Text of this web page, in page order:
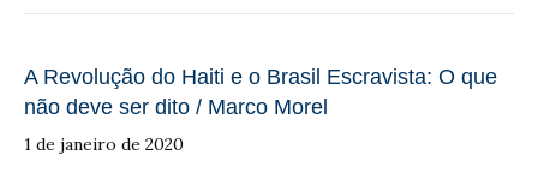
A Revolução do Haiti e o Brasil Escravista: O que
não deve ser dito / Marco Morel
1 de janeiro de 2020